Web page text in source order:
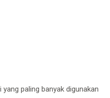
paling banyak digunakan